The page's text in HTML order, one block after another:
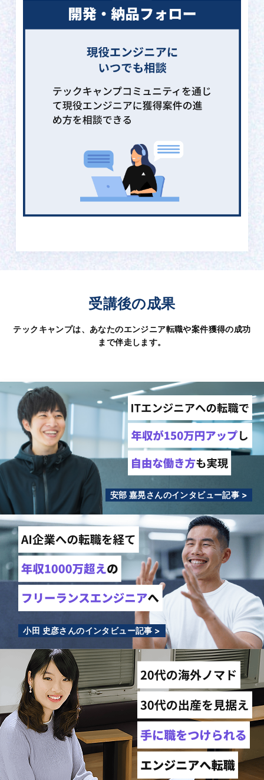
受講後の成果
テックキャンプは、あなたのエンジニア転職や案件獲得の成功
まで伴走します。
安部 嘉晃さんのインタビュー記事 >
小田 史彦さんのインタビュー記事 >